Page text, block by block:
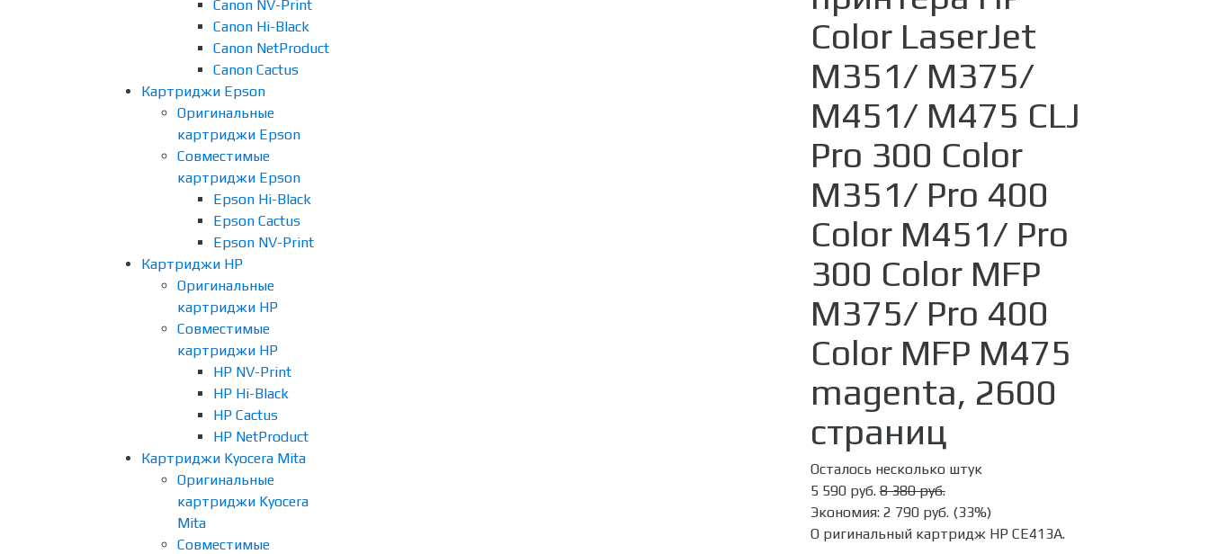
Canon NV-Print
Canon Hi-Black
Canon NetProduct
Canon Cactus
Картриджи Epson
Оригинальные
картриджи Epson
Совместимые
картриджи Epson
Epson Hi-Black
Epson Cactus
Epson NV-Print
Картриджи HP
Оригинальные
картриджи HP
Совместимые
картриджи HP
HP NV-Print
HP Hi-Black
HP Cactus
HP NetProduct
Картриджи Kyocera Mita
Оригинальные
картриджи Kyocera
Mita
Совместимые
Color LaserJet
M351/ M375/
M451/ M475 CLJ
Pro 300 Color
M351/ Pro 400
Color M451/ Pro
300 Color MFP
M375/ Pro 400
Color MFP M475
magenta, 2600
страниц
Осталось несколько штук
5 590 руб. 8 380 руб.
Экономия: 2 790 руб.(33%)
О ригинальный картридж HP CE413A.